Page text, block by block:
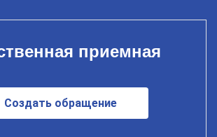
приемная
Создать обращение